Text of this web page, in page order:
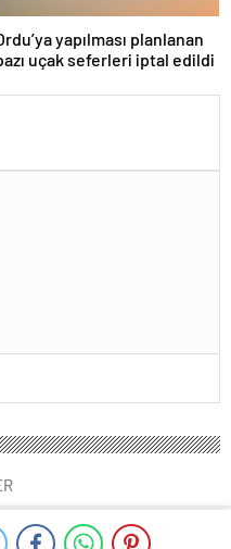
yapılması planlanan
uçak seferleri iptal edildi